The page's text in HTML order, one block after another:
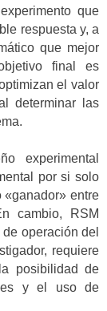
que
respuesta y, a
que mejor
final es
el valor
determinar las
experimental
por si solo
«ganador» entre
cambio, RSM
operación del
requiere
posibilidad de
y el uso de